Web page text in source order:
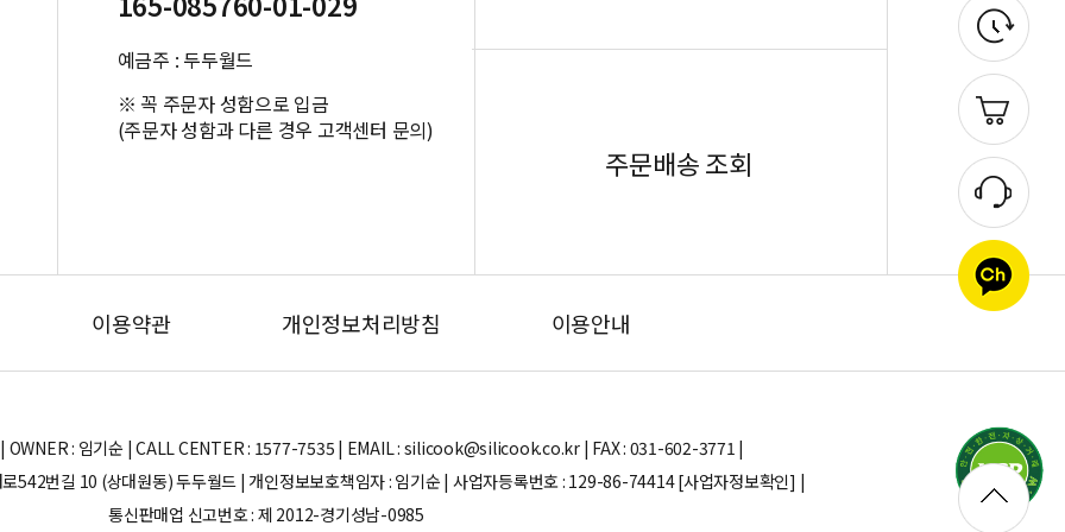
예금주 : 두두월드
※ 꼭 주문자 성함으로 입금
(주문자 성함과 다른 경우 고객센터 문의)
주문배송 조회
이용약관 개인정보처리방침 이용안내
| OWNER : 임기순 | CALL CENTER : 1577-7535 | EMAIL : silicook@silicook.co.kr | FAX : 031-602-3771 |
542번길 10 (상대원동) 두두월드 | 개인정보보호책임자 : 임기순 | 사업자등록번호 : 129-86-74414[사업자정보확인] |
통신판매업 신고번호 : 제 2012-경기성남-0985